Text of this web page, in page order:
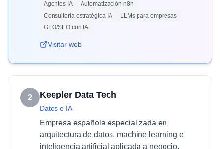
Agentes IA
Automatización n8n
Consultoría estratégica IA
LLMs para empresas
GEO/SEO con IA
Visitar web
2 Keepler Data Tech
Datos e IA
Empresa española especializada en
arquitectura de datos, machine learning e
inteligencia artificial aplicada a negocio.